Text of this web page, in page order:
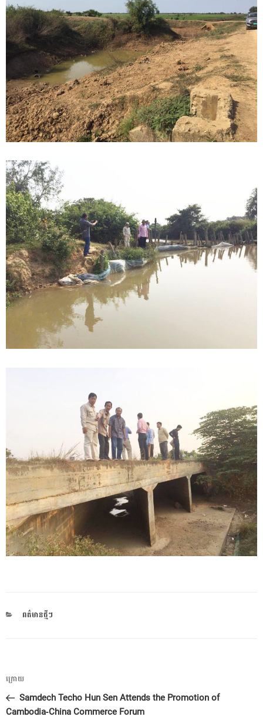
CATEGORIES
ពត៌មានថ្មីៗ
ការ​
នាំទិស​
ប្រកាស
អត្ថបទ
មុន
ក្រោយ
Samdech Techo Hun Sen Attends the Promotion of
Cambodia-China Commerce Forum